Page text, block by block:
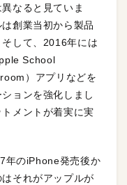
なると見ていま
創業当初から製品
して、2016年には
School
）アプリなどを
ョンを強化しまし
メントが着実に実
年のiPhone発売後か
それがアップルが